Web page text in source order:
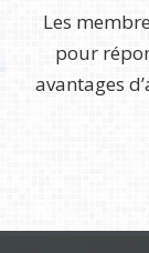
Les
pour
avantages